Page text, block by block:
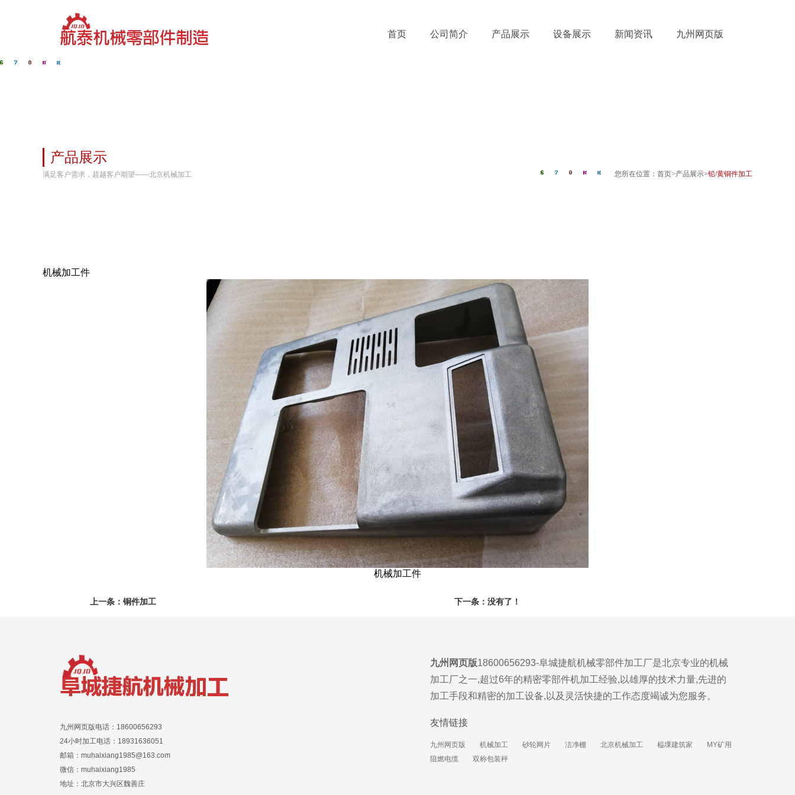
首页 公司简介 产品展示 设备展示 新闻资讯 九州网页版
产品展示
满足客户需求，超越客户期望——北京机械加工 您所在位置： 首页>产品展示>铅/黄铜件加工
机械加工件
机械加工件
上一条： 铜件加工 下一条：没有了！
九州网页版电话：18600656293
24小时加工电话：18931636051
邮箱：muhaixiang1985@163.com
微信：muhaixiang1985
地址：北京市大兴区魏善庄
九州网页版18600656293-阜城捷航机械零部件加工厂是北京专业的机械
加工厂之一,超过6年的精密零部件机加工经验,以雄厚的技术力量,先进的
加工手段和精密的加工设备,以及灵活快捷的工作态度竭诚为您服务。
友情链接
九州网页版 机械加工 砂轮网片 洁净棚 北京机械加工 榀堁建筑家
MY矿用
阻燃电缆
双称包装秤